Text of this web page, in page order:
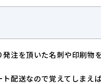
発注を頂いた名刺や印刷物
ト配送なので覚えてしまえ